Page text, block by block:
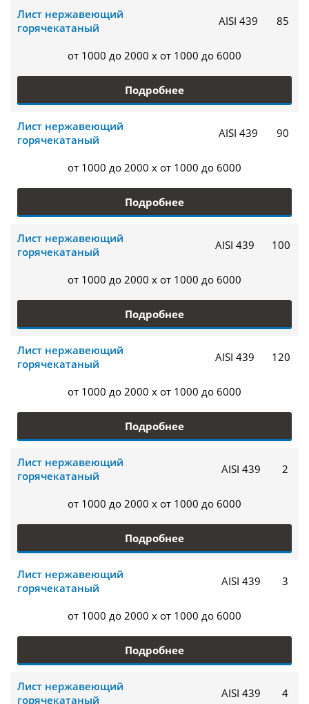
Лист нержавеющий
горячекатаный
AISI 439 85
от 1000 до 2000 x от 1000 до 6000
Подробнее
Лист нержавеющий
горячекатаный
AISI 439 90
от 1000 до 2000 x от 1000 до 6000
Подробнее
Лист нержавеющий
горячекатаный
AISI 439 100
от 1000 до 2000 x от 1000 до 6000
Подробнее
Лист нержавеющий
горячекатаный
AISI 439 120
от 1000 до 2000 x от 1000 до 6000
Подробнее
Лист нержавеющий
горячекатаный
AISI 439 2
от 1000 до 2000 x от 1000 до 6000
Подробнее
Лист нержавеющий
горячекатаный
AISI 439 3
от 1000 до 2000 x от 1000 до 6000
Подробнее
Лист нержавеющий
горячекатаный
AISI 439 4